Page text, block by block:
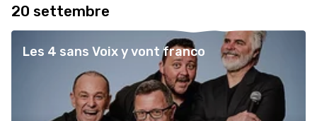
20 settembre
Les 4 sans Voix y vont franco